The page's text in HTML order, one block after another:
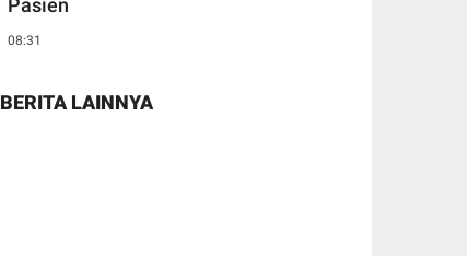
Pasien
08:31
BERITA LAINNYA